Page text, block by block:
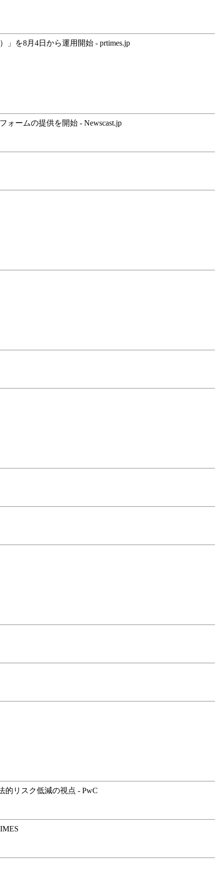
」を8月4日から運用開始 - prtimes.jp
ォームの提供を開始 - Newscast.jp
リスク低減の視点 - PwC